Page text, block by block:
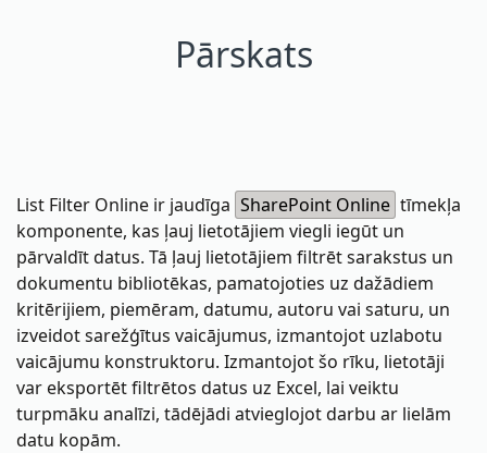
Pārskats
List Filter Online ir jaudīga SharePoint Online tīmekļa
komponente, kas ļauj lietotājiem viegli iegūt un
pārvaldīt datus. Tā ļauj lietotājiem filtrēt sarakstus un
dokumentu bibliotēkas, pamatojoties uz dažādiem
kritērijiem, piemēram, datumu, autoru vai saturu, un
izveidot sarežģītus vaicājumus, izmantojot uzlabotu
vaicājumu konstruktoru. Izmantojot šo rīku, lietotāji
var eksportēt filtrētos datus uz Excel, lai veiktu
turpmāku analīzi, tādējādi atvieglojot darbu ar lielām
datu kopām.